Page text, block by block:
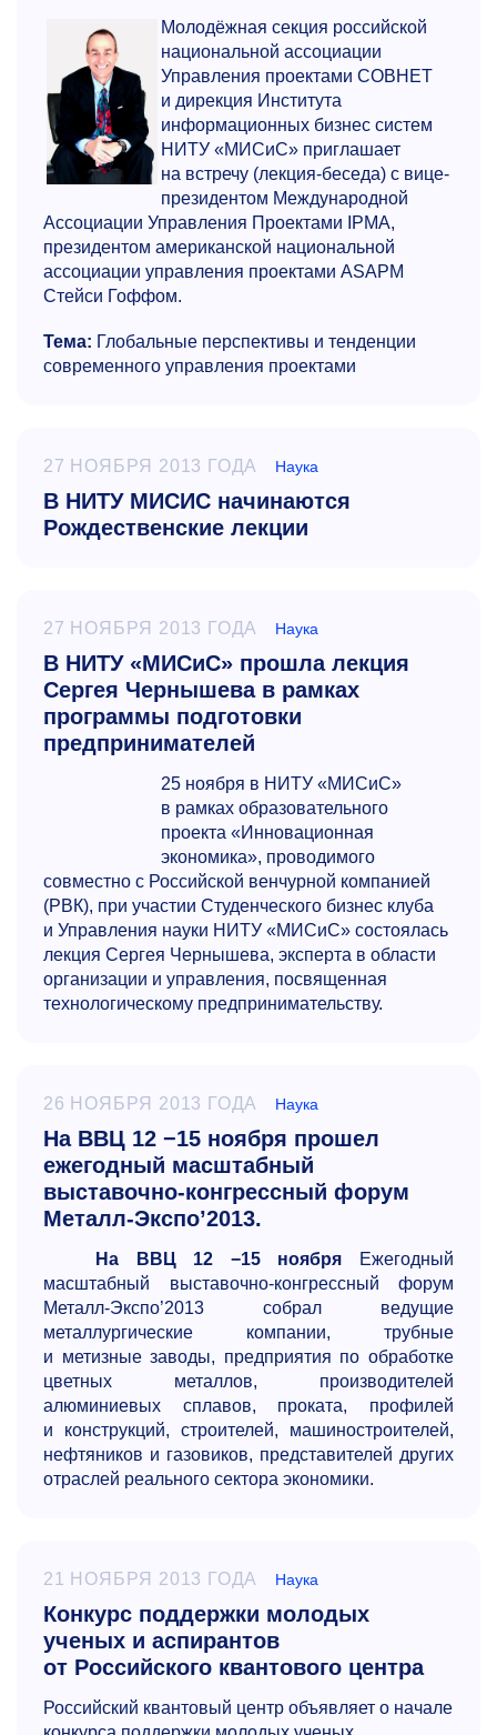
Молодёжная секция российской
национальной ассоциации
Управления проектами СОВНЕТ
и дирекция Института
информационных бизнес систем
НИТУ «МИСиС» приглашает
на встречу (лекция-беседа) с вице-
президентом Международной
Ассоциации Управления Проектами IPMA,
президентом американской национальной
ассоциации управления проектами ASAPM
Стейси Гоффом.
Тема: Глобальные перспективы и тенденции
современного управления проектами
27 НОЯБРЯ 2013 ГОДА Наука
В НИТУ МИСИС начинаются
Рождественские лекции
27 НОЯБРЯ 2013 ГОДА Наука
В НИТУ «МИСиС» прошла лекция
Сергея Чернышева в рамках
программы подготовки
предпринимателей
25 ноября в НИТУ «МИСиС»
в рамках образовательного
проекта «Инновационная
экономика», проводимого
совместно с Российской венчурной компанией
(РВК), при участии Студенческого бизнес клуба
и Управления науки НИТУ «МИСиС» состоялась
лекция Сергея Чернышева, эксперта в области
организации и управления, посвященная
технологическому предпринимательству.
26 НОЯБРЯ 2013 ГОДА Наука
На ВВЦ 12 −15 ноября прошел
ежегодный масштабный
выставочно-конгрессный форум
Металл-Экспо’2013.
На ВВЦ 12 −15 ноября
Ежегодный
масштабный выставочно-конгрессный форум
Металл-Экспо’2013 собрал ведущие
металлургические компании, трубные
и метизные заводы, предприятия по обработке
цветных металлов, производителей
алюминиевых сплавов, проката, профилей
и конструкций, строителей, машиностроителей,
нефтяников и газовиков, представителей других
отраслей реального сектора экономики.
21 НОЯБРЯ 2013 ГОДА Наука
Конкурс поддержки молодых
ученых и аспирантов
от Российского квантового центра
Российский квантовый центр объявляет о начале